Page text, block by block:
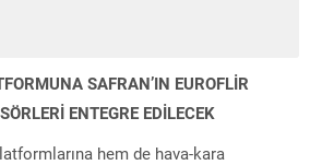
SAFRAN’IN EUROFLİR
ENTEGRE EDİLECEK
hem de hava-kara